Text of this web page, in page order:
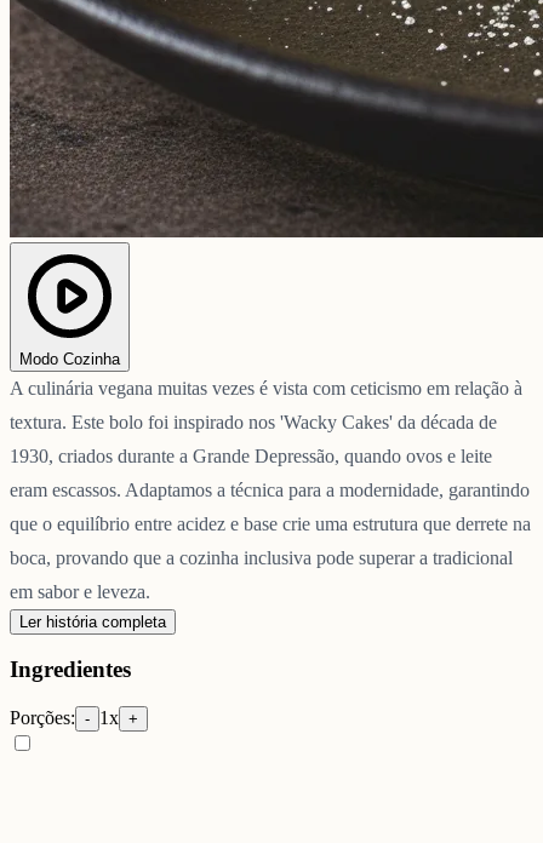
Modo Cozinha
A culinária vegana muitas vezes é vista com ceticismo em relação à
textura. Este bolo foi inspirado nos 'Wacky Cakes' da década de
1930, criados durante a Grande Depressão, quando ovos e leite
eram escassos. Adaptamos a técnica para a modernidade, garantindo
que o equilíbrio entre acidez e base crie uma estrutura que derrete na
boca, provando que a cozinha inclusiva pode superar a tradicional
em sabor e leveza.
Ler história completa
Ingredientes
Porções: - 1x +